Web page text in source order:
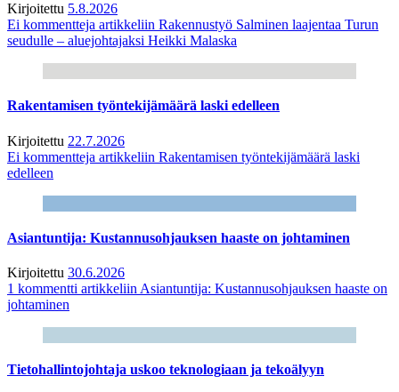
Kirjoitettu 5.8.2026
Ei kommentteja artikkeliin Rakennustyö Salminen laajentaa Turun
seudulle – aluejohtajaksi Heikki Malaska
Rakentamisen työntekijämäärä laski edelleen
Kirjoitettu 22.7.2026
Ei kommentteja artikkeliin Rakentamisen työntekijämäärä laski
edelleen
Asiantuntija: Kustannusohjauksen haaste on johtaminen
Kirjoitettu 30.6.2026
1 kommentti artikkeliin Asiantuntija: Kustannusohjauksen haaste on
johtaminen
Tietohallintojohtaja uskoo teknologiaan ja tekoälyyn